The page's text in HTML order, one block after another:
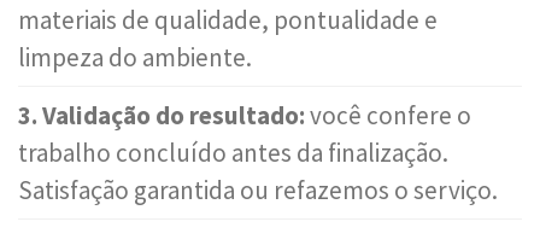
materiais de qualidade, pontualidade e
limpeza do ambiente.
3. Validação do resultado:você confere o
trabalho concluído antes da finalização.
Satisfação garantida ou refazemos o serviço.